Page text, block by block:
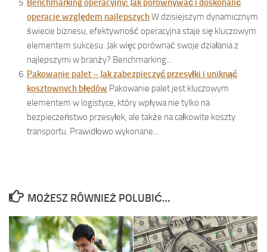
Benchmarking operacyjny: Jak porównywać i doskonalić
operacje względem najlepszychW dzisiejszym dynamicznym
świecie biznesu, efektywność operacyjna staje się kluczowym
elementem sukcesu. Jak więc porównać swoje działania z
najlepszymi w branży? Benchmarking...
Pakowanie palet – Jak zabezpieczyć przesyłki i uniknąć
kosztownych błędów Pakowanie palet jest kluczowym
elementem w logistyce, który wpływa nie tylko na
bezpieczeństwo przesyłek, ale także na całkowite koszty
transportu. Prawidłowo wykonane...
MOŻESZ RÓWNIEŻ POLUBIĆ…